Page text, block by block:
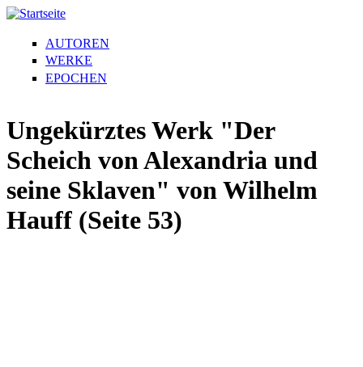
AUTOREN
WERKE
EPOCHEN
Ungekürztes Werk "Der
Scheich von Alexandria und
seine Sklaven" von Wilhelm
Hauff (Seite 53)